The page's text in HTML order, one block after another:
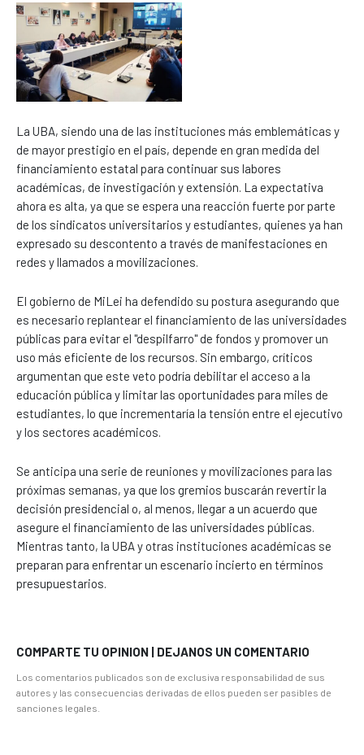
La UBA, siendo una de las instituciones más emblemáticas y
de mayor prestigio en el país, depende en gran medida del
financiamiento estatal para continuar sus labores
académicas, de investigación y extensión. La expectativa
ahora es alta, ya que se espera una reacción fuerte por parte
de los sindicatos universitarios y estudiantes, quienes ya han
expresado su descontento a través de manifestaciones en
redes y llamados a movilizaciones.
El gobierno de MiLei ha defendido su postura asegurando que
es necesario replantear el financiamiento de las universidades
públicas para evitar el "despilfarro" de fondos y promover un
uso más eficiente de los recursos. Sin embargo, críticos
argumentan que este veto podría debilitar el acceso a la
educación pública y limitar las oportunidades para miles de
estudiantes, lo que incrementaría la tensión entre el ejecutivo
y los sectores académicos.
Se anticipa una serie de reuniones y movilizaciones para las
próximas semanas, ya que los gremios buscarán revertir la
decisión presidencial o, al menos, llegar a un acuerdo que
asegure el financiamiento de las universidades públicas.
Mientras tanto, la UBA y otras instituciones académicas se
preparan para enfrentar un escenario incierto en términos
presupuestarios.
COMPARTE TU OPINION | DEJANOS UN COMENTARIO
Los comentarios publicados son de exclusiva responsabilidad de sus
autores y las consecuencias derivadas de ellos pueden ser pasibles de
sanciones legales.